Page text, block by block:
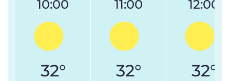
10:00
32°
11:00
32°
12:00
32°